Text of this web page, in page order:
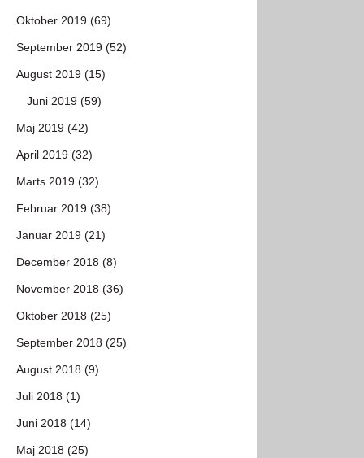
Oktober 2019 (69)
September 2019 (52)
August 2019 (15)
Juni 2019 (59)
Maj 2019 (42)
April 2019 (32)
Marts 2019 (32)
Februar 2019 (38)
Januar 2019 (21)
December 2018 (8)
November 2018 (36)
Oktober 2018 (25)
September 2018 (25)
August 2018 (9)
Juli 2018 (1)
Juni 2018 (14)
Maj 2018 (25)